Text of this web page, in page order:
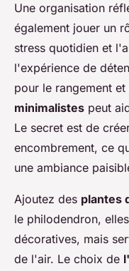
Une organisation
également jouer un
stress quotidien et
l'expérience de
pour le rangement
minimalistes peut
Le secret est de
encombrement, ce
une ambiance
Ajoutez des plantes
le philodendron,
décoratives, mais
de l'air. Le choix de